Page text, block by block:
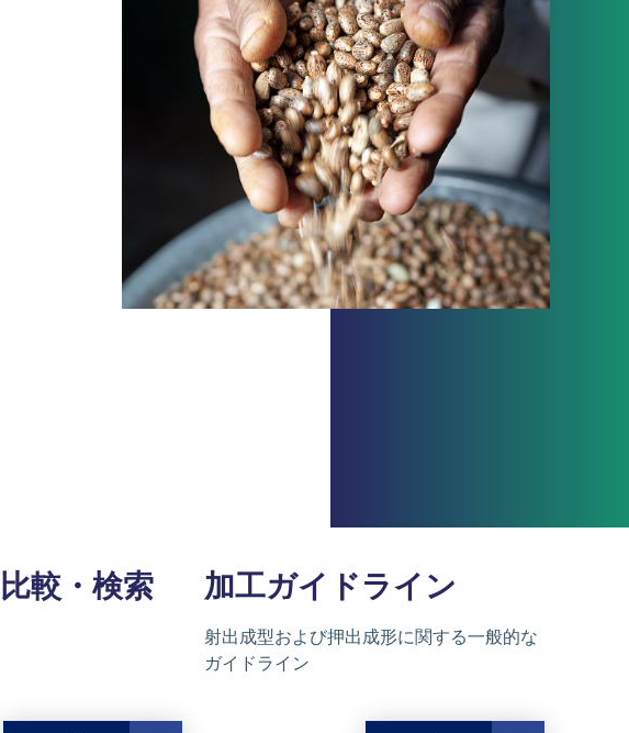
比較・検索 加工ガイドライン
射出成型および押出成形に関する一般的な
ガイドライン